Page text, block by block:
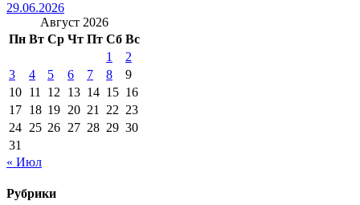
29.06.2026
Август 2026
Пн Вт Ср Чт Пт Сб Вс
1
2
3
4 5 6 7 8
9
10 11 12 13 14 15 16
17 18 19 20 21 22 23
24 25 26 27 28 29 30
31
« Июл
Рубрики